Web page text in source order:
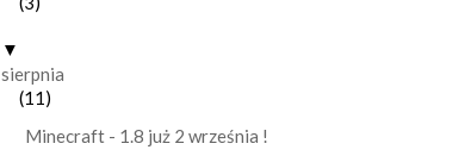
▼
sierpnia
(11)
Minecraft - 1.8 już 2 września !